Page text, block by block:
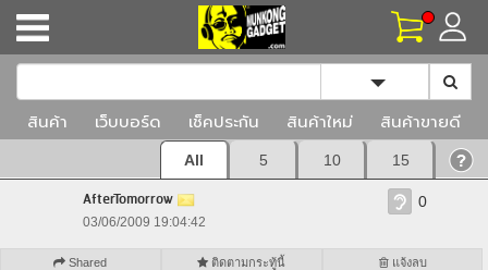
Toggle
สินค้า เว็บบอร์ด เช็คประกัน สินค้าใหม่ สินค้าขายดี
All 5 10 15
AfterTomorrow
03/06/2009 19:04:42
0
Shared ติดตามกระทู้นี้ แจ้งลบ